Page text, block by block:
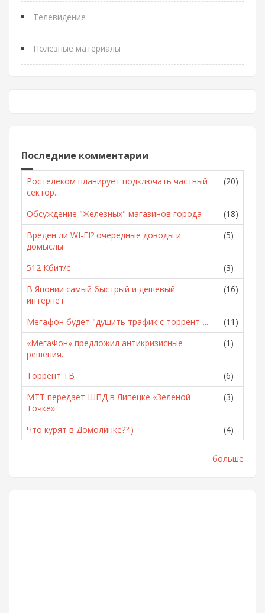
Телевидение
Полезные материалы
Последние комментарии
Ростелеком планирует подключать частный
сектор...
(20)
Обсуждение "Железных" магазинов города
(18)
Вреден ли WI-FI? очередные доводы и
домыслы
(5)
512 Кбит/с
(3)
В Японии самый быстрый и дешевый
интернет
(16)
Мегафон будет "душить трафик с торрент-...
(11)
«МегаФон» предложил антикризисные
решения...
(1)
Торрент ТВ
(6)
МТТ передает ШПД в Липецке «Зеленой
Точке»
(3)
Что курят в Домолинке??:) (4)
больше